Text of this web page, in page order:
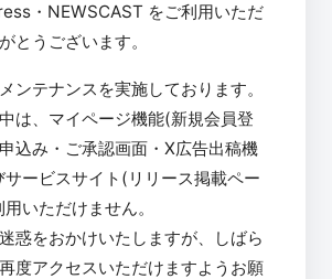
・NEWSCAST をご利用いただ
とうございます。
ンテナンスを実施しております。
は、マイページ機能(新規会員登
込み・ご承認画面・X広告出稿機
ービスサイト(リリース掲載ペー
いただけません。
惑をおかけいたしますが、しばら
度アクセスいただけますようお願